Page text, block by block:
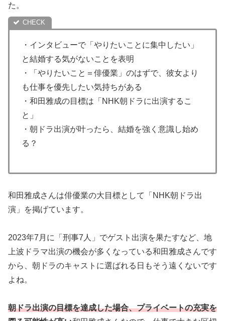
た。
・インタビューで「やりたいことに集中したい」
と結婚する気がないことを表明
・「やりたいこと＝俳優業」のはずで、彼女より
も仕事を優先したい気持ちがある
・和田雅成の目標は「NHK朝ドラに出演するこ
と」
・朝ドラ出演が叶ったら、結婚を強く意識し始め
る？
和田雅成さんは俳優業の大目標として「NHK朝ドラ出
演」を掲げています。
2023年7月に「刑事7人」でゲスト出演を果たすなど、地
上波ドラマ出演の機会が多くなっている和田雅成さんです
から、朝ドラのキャストに選ばれる日もそう遠くないです
よね。
朝ドラ出演の目標を達成した場合、プライベートの充実を